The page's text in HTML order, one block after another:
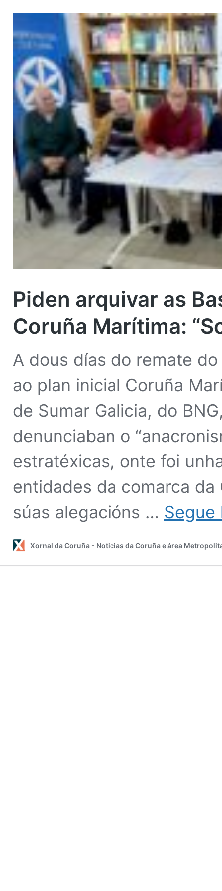
Piden arquivar as
Coruña Marítima:
A dous días do remate
ao plan inicial Coruña
de Sumar Galicia, do
denunciaban o
estratéxicas, onte foi
entidades da comarca
súas alegacións … Segue
Xornal da Coruña - Noticias da Coruña e área